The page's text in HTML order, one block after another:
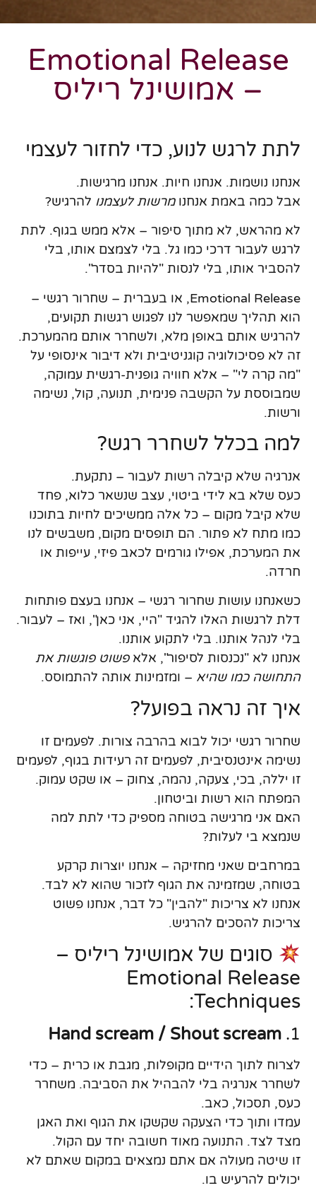
Emotional Release
– אמושינל ריליס
לתת לרגש לנוע, כדי לחזור לעצמי
אנחנו נושמות. אנחנו חיות. אנחנו מרגישות.
אבל כמה באמת אנחנומרשות לעצמנו להרגיש?
לא מהראש, לא מתוך סיפור – אלא ממש בגוף. לתת
לרגש לעבור דרכי כמו גל. בלי לצמצם אותו, בלי
להסביר אותו, בלי לנסות "להיות בסדר".
Emotional Release, או בעברית – שחרור רגשי –
הוא תהליך שמאפשר לנו לפגוש רגשות תקועים,
להרגיש אותם באופן מלא, ולשחרר אותם מהמערכת.
זה לא פסיכולוגיה קוגניטיבית ולא דיבור אינסופי על
"מה קרה לי" – אלא חוויה גופנית-רגשית עמוקה,
שמבוססת על הקשבה פנימית, תנועה, קול, נשימה
ורשות.
למה בכלל לשחרר רגש?
אנרגיה שלא קיבלה רשות לעבור – נתקעת.
כעס שלא בא לידי ביטוי, עצב שנשאר כלוא, פחד
שלא קיבל מקום – כל אלה ממשיכים לחיות בתוכנו
כמו מתח לא פתור. הם תופסים מקום, משבשים לנו
את המערכת, אפילו גורמים לכאב פיזי, עייפות או
חרדה.
כשאנחנו עושות שחרור רגשי – אנחנו בעצם פותחות
דלת לרגשות האלו להגיד "היי, אני כאן", ואז – לעבור.
בלי לנהל אותנו. בלי לתקוע אותנו.
אנחנו לא "נכנסות לסיפור", אלאפשוט פוגשות את
התחושה כמו שהיא – ומזמינות אותה להתמוסס.
איך זה נראה בפועל?
שחרור רגשי יכול לבוא בהרבה צורות. לפעמים זו
נשימה אינטנסיבית, לפעמים זה רעידות בגוף, לפעמים
זו יללה, בכי, צעקה, נהמה, צחוק – או שקט עמוק.
המפתח הוא רשות וביטחון.
האם אני מרגישה בטוחה מספיק כדי לתת למה
שנמצא בי לעלות?
במרחבים שאני מחזיקה – אנחנו יוצרות קרקע
בטוחה, שמזמינה את הגוף לזכור שהוא לא לבד.
אנחנו לא צריכות "להבין" כל דבר, אנחנו פשוט
צריכות להסכים להרגיש.
סוגים של אמושינל ריליס –
Emotional Release
Techniques:
1.
Hand scream / Shout scream
לצרוח לתוך הידיים מקופלות, מגבת או כרית – כדי
לשחרר אנרגיה בלי להבהיל את הסביבה. משחרר
כעס, תסכול, כאב.
עמדו ותוך כדי הצעקה שקשקו את הגוף ואת האגן
מצד לצד. התנועה מאוד חשובה יחד עם הקול.
זו שיטה מעולה אם אתם נמצאים במקום שאתם לא
יכולים להרעיש בו.